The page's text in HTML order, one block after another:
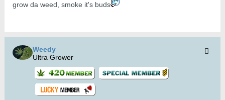
grow da weed, smoke it's buds
Weedy
Ultra Grower